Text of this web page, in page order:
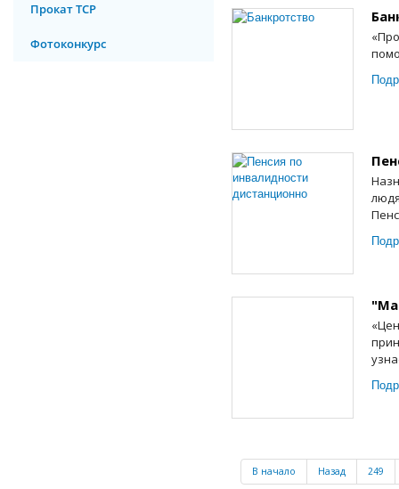
Прокат ТСР
Фотоконкурс
В начало Назад 249